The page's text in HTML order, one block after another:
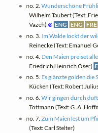
no. 2. Wunderschöne
Wilhelm Taubert (Text:
Vazeh) ⊗ ENG ENG FRE
no. 3. Im Walde lockt der
Reinecke (Text: Emanuel
no. 4. Den Maien preiset
Friedrich Heinrich Oser)
no. 5. Es glänzte golden die
Kücken (Text: Robert
no. 6. Wir gingen durch
Tottmann (Text: G. A.
no. 7. Zum Maienfest um
(Text: Carl Stelter)